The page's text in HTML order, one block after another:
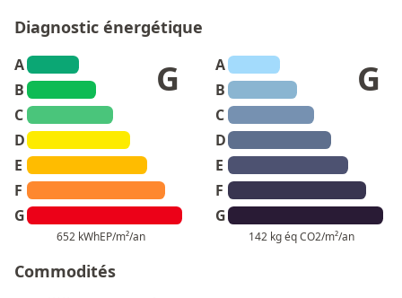
Diagnostic énergétique
A
B
C
D
E
F
G
G
652 kWhEP/m²/an
A
B
C
D
E
F
G
G
142 kg éq CO2/m²/an
Commodités